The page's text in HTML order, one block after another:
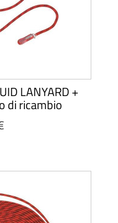
LANYARD +
di ricambio